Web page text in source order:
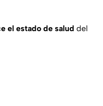
el estado de salud del